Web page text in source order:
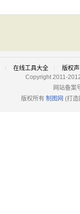
在线工具大全
版权
Copyright 2011-
网站备案
版权所有 制图网 (打造